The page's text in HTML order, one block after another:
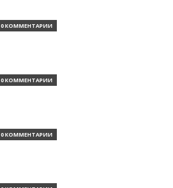
0 КОММЕНТАРИИ
0 КОММЕНТАРИИ
0 КОММЕНТАРИИ